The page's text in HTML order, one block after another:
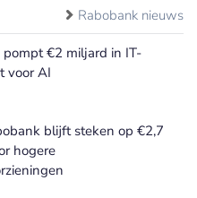
Rabobank nieuws
pompt €2 miljard in IT-
voor AI
blijft steken op €2,7
hogere